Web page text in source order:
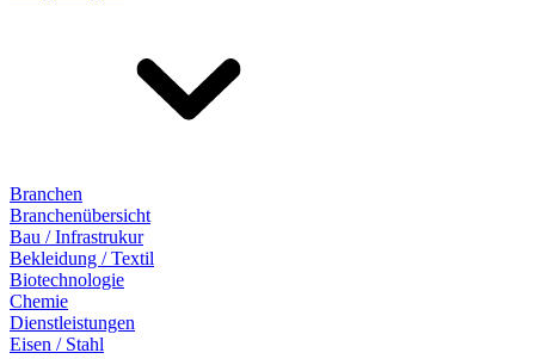
Branchen
Branchenübersicht
Bau / Infrastrukur
Bekleidung / Textil
Biotechnologie
Chemie
Dienstleistungen
Eisen / Stahl